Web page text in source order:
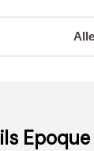
Epoque